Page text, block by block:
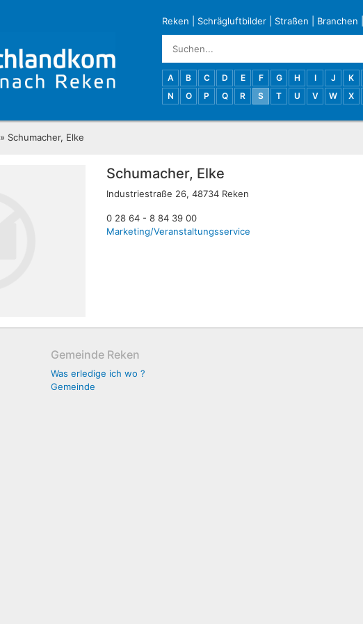
Reken Schrägluftbilder Straßen Branchen
A B C D E F G H I J K
N
O P Q R S T U V W X
» Schumacher, Elke
Schumacher, Elke
Industriestraße 26, 48734 Reken
0 28 64 - 8 84 39 00
Marketing/Veranstaltungsservice
Gemeinde Reken
Was erledige ich wo ?
Gemeinde